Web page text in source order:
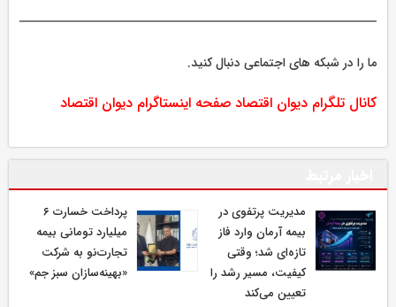
ما را در شبکه های اجتماعی دنبال کنید.
کانال تلگرام دیوان اقتصاد صفحه اینستاگرام دیوان اقتصاد
مدیریت پرتفوی در
بیمه آرمان وارد فاز
تازه‌ای شد؛ وقتی
کیفیت، مسیر رشد را
تعیین می‌کند
پرداخت خسارت ۶
میلیارد تومانی بیمه
تجارت‌نو به شرکت
«بهینه‌سازان سبز جم»